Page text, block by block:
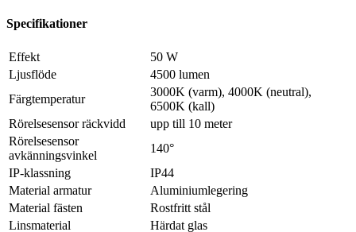
Specifikationer
Effekt
50 W
Ljusflöde
4500 lumen
Färgtemperatur
3000K (varm), 4000K (neutral),
6500K (kall)
Rörelsesensor räckvidd
upp till 10 meter
Rörelsesensor
avkänningsvinkel
140°
IP-klassning
IP44
Material armatur
Aluminiumlegering
Material fästen
Rostfritt stål
Linsmaterial
Härdat glas